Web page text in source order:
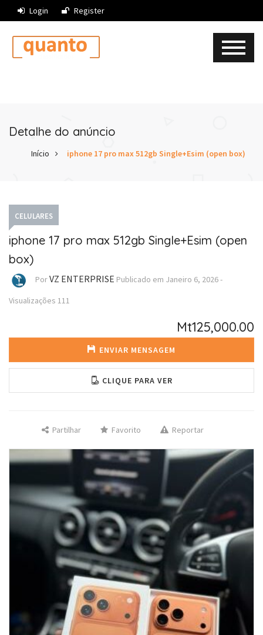
Login Register
Detalhe do anúncio
Início iphone 17 pro max 512gb Single+Esim (open box)
CELULARES
iphone 17 pro max 512gb Single+Esim (open
box)
PorVZ ENTERPRISE Publicado em Janeiro 6, 2026-
Visualizações 111
Mt125,000.00
ENVIAR MENSAGEM
CLIQUE PARA VER
Partilhar Favorito Reportar